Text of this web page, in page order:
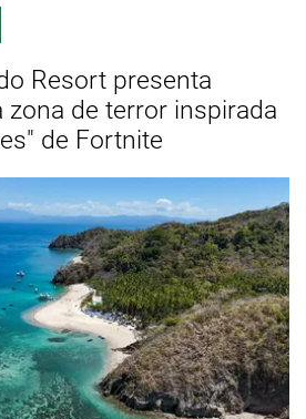
Resort presenta
zona de terror inspirada
de Fortnite